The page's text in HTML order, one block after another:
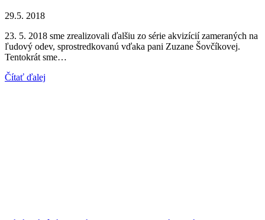
29.5. 2018
23. 5. 2018 sme zrealizovali ďalšiu zo série akvizícií zameraných na
ľudový odev, sprostredkovanú vďaka pani Zuzane Šovčíkovej.
Tentokrát sme…
Čítať ďalej